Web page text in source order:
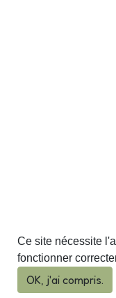
Ce site nécessite
fonctionner
OK, j'ai compris.